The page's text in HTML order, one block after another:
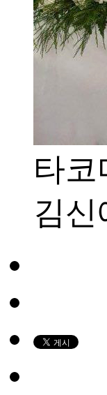
타
김